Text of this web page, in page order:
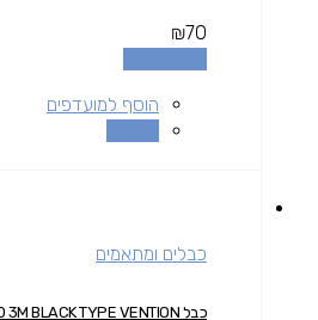
₪70
הוסף למועדפים
כבלים ומתאמים
כבל HDMI 2.0 3M BLACK TYPE VENTION